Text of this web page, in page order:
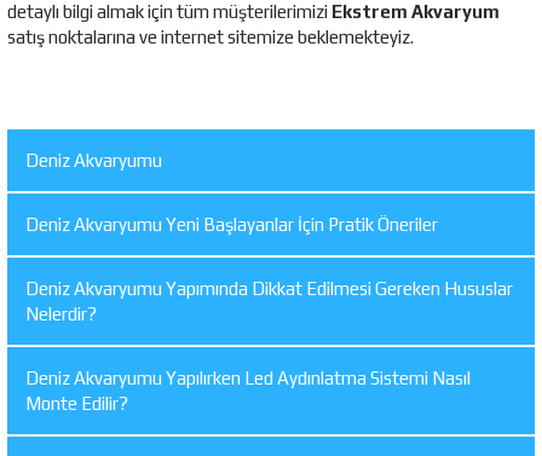
detaylı bilgi almak için tüm müşterilerimizi Ekstrem Akvaryum
satış noktalarına ve internet sitemize beklemekteyiz.
Deniz Akvaryumu
Deniz Akvaryumu Yeni Başlayanlar İçin Pratik Öneriler
Deniz Akvaryumu Yapımında Dikkat Edilmesi Gereken Hususlar
Nelerdir?
Deniz Akvaryumu Yapılırken Led Aydınlatma Sistemi Nasıl
Monte Edilir?